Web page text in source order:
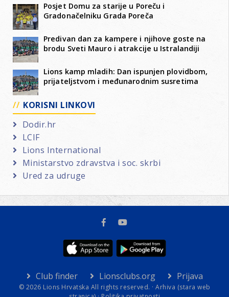
Posjet Domu za starije u Poreču i
Gradonačelniku Grada Poreča
Predivan dan za kampere i njihove goste na
brodu Sveti Mauro i atrakcije u Istralandiji
Lions kamp mladih: Dan ispunjen plovidbom,
prijateljstvom i međunarodnim susretima
KORISNI LINKOVI
Dodir.hr
LCIF
Lions International
Ministarstvo zdravstva i soc. skrbi
Ured za udruge
Club finder Lionsclubs.org Prijava
© 2026 Lions Hrvatska All rights reserved. · Arhiva (stara web